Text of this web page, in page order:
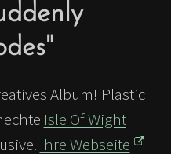
Album! Plastic
Isle Of Wight
Ihre Webseite